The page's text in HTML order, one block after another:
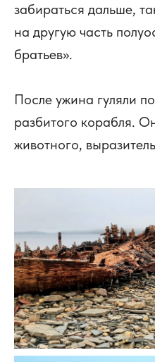
забираться дальше,
на другую часть
братьев».
После ужина гуляли
разбитого корабля.
животного,